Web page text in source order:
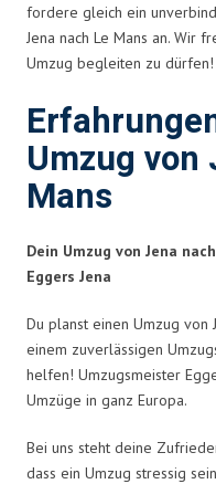
fordere gleich ein
Jena nach Le Mans an. Wir
Umzug begleiten zu dürfen!
Umzug von
Mans
Dein Umzug von Jena
Eggers Jena
Du planst einen Umzug von
einem zuverlässigen
helfen! Umzugsmeister
Umzüge in ganz Europa.
Bei uns steht deine
dass ein Umzug stressig